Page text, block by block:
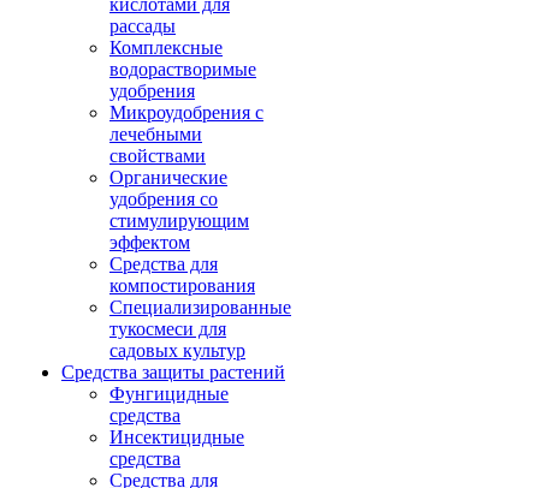
кислотами для
рассады
Комплексные
водорастворимые
удобрения
Микроудобрения с
лечебными
свойствами
Органические
удобрения со
стимулирующим
эффектом
Средства для
компостирования
Специализированные
тукосмеси для
садовых культур
Средства защиты растений
Фунгицидные
средства
Инсектицидные
средства
Средства для